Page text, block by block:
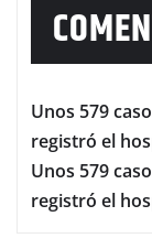
Unos 579
registró el
Unos 579
registró el